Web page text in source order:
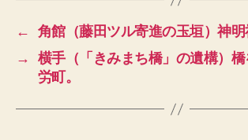
←
角館（藤田ツル寄進の玉垣）神明
→
横手（「きみまち橋」の遺構）橋
労町。